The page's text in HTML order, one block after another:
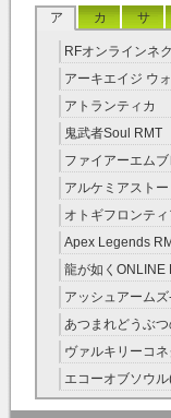
ア カ サ
RFオンラインネ
RMT
アーキエイジ ウ
ウオ) RMT
アトランティカ
RMT|Atlantica RMT
鬼武者Soul RMT
ファイアーエムブ
ーローズ(FEヒー
RMT
アルケミアストー
（アルスト）
オトギフロンテ
Apex Legends
龍が如くONLINE
アッシュアームズ
線 RMT
あつまれどうぶつ
RMT
ヴァルキリーコ
ァルコネ) RMT
エコーオブソウ
RMT